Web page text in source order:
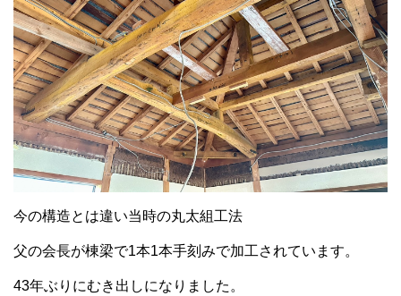
今の構造とは違い当時の丸太組工法
父の会長が棟梁で1本1本手刻みで加工されています。
43年ぶりにむき出しになりました。